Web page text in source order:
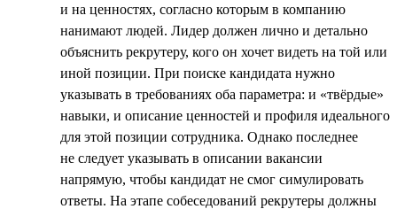
и на ценностях, согласно которым в компанию
нанимают людей. Лидер должен лично и детально
объяснить рекрутеру, кого он хочет видеть на той или
иной позиции. При поиске кандидата нужно
указывать в требованиях оба параметра: и «твёрдые»
навыки, и описание ценностей и профиля идеального
для этой позиции сотрудника. Однако последнее
не следует указывать в описании вакансии
напрямую, чтобы кандидат не смог симулировать
ответы. На этапе собеседований рекрутеры должны